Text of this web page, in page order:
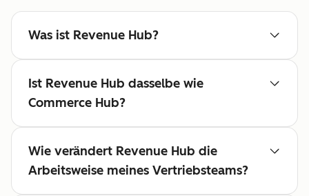
Was ist Revenue Hub?
Ist Revenue Hub dasselbe wie
Commerce Hub?
Wie verändert Revenue Hub die
Arbeitsweise meines Vertriebsteams?